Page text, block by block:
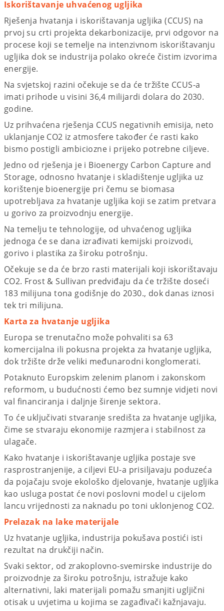
Iskorištavanje uhvaćenog ugljika
Rješenja hvatanja i iskorištavanja ugljika (CCUS) na
prvoj su crti projekta dekarbonizacije, prvi odgovor na
procese koji se temelje na intenzivnom iskorištavanju
ugljika dok se industrija polako okreće čistim izvorima
energije.
Na svjetskoj razini očekuje se da će tržište CCUS-a
imati prihode u visini 36,4 milijardi dolara do 2030.
godine.
Uz prihvaćena rješenja CCUS negativnih emisija, neto
uklanjanje CO2 iz atmosfere također će rasti kako
bismo postigli ambiciozne i prijeko potrebne ciljeve.
Jedno od rješenja je i Bioenergy Carbon Capture and
Storage, odnosno hvatanje i skladištenje ugljika uz
korištenje bioenergije pri čemu se biomasa
upotrebljava za hvatanje ugljika koji se zatim pretvara
u gorivo za proizvodnju energije.
Na temelju te tehnologije, od uhvaćenog ugljika
jednoga će se dana izrađivati kemijski proizvodi,
gorivo i plastika za široku potrošnju.
Očekuje se da će brzo rasti materijali koji iskorištavaju
CO2. Frost & Sullivan predviđaju da će tržište doseći
183 milijuna tona godišnje do 2030., dok danas iznosi
tek tri milijuna.
Karta za hvatanje ugljika
Europa se trenutačno može pohvaliti sa 63
komercijalna ili pokusna projekta za hvatanje ugljika,
dok tržište drže veliki međunarodni konglomerati.
Potaknuto Europskim zelenim planom i zakonskom
reformom, u budućnosti ćemo bez sumnje vidjeti novi
val financiranja i daljnje širenje sektora.
To će uključivati stvaranje središta za hvatanje ugljika,
čime se stvaraju ekonomije razmjera i stabilnost za
ulagače.
Kako hvatanje i iskorištavanje ugljika postaje sve
rasprostranjenije, a ciljevi EU-a prisiljavaju poduzeća
da pojačaju svoje ekološko djelovanje, hvatanje ugljika
kao usluga postat će novi poslovni model u cijelom
lancu vrijednosti za naknadu po toni uklonjenog CO2.
Prelazak na lake materijale
Uz hvatanje ugljika, industrija pokušava postići isti
rezultat na drukčiji način.
Svaki sektor, od zrakoplovno-svemirske industrije do
proizvodnje za široku potrošnju, istražuje kako
alternativni, laki materijali pomažu smanjiti ugljični
otisak u uvjetima u kojima se zagađivači kažnjavaju.